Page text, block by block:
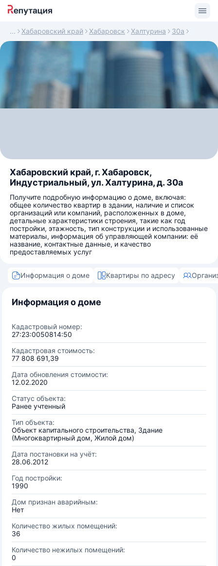
Хабаровский край Хабаровск Халтурина 30а
Хабаровский край, г. Хабаровск,
Индустриальный, ул. Халтурина, д. 30а
Получите подробную информацию о доме, включая:
общее количество квартир в здании, наличие и список
организаций или компаний, расположенных в доме,
детальные характеристики строения, такие как год
постройки, этажность, тип конструкции и использованные
материалы, информация об управляющей компании: её
название, контактные данные, и качество
предоставляемых услуг
Информация о доме Квартиры по адресу
Информация о доме
Кадастровый номер:
27:23:0050814:50
Кадастровая стоимость:
77 808 691,39
Дата обновления стоимости:
12.02.2020
Статус объекта:
Ранее учтенный
Тип объекта:
Объект капитального строительства, Здание
(Многоквартирный дом, Жилой дом)
Дата постановки на учёт:
28.06.2012
Год постройки:
1990
Дом признан аварийным:
Нет
Количество жилых помещений:
36
Количество нежилых помещений:
0